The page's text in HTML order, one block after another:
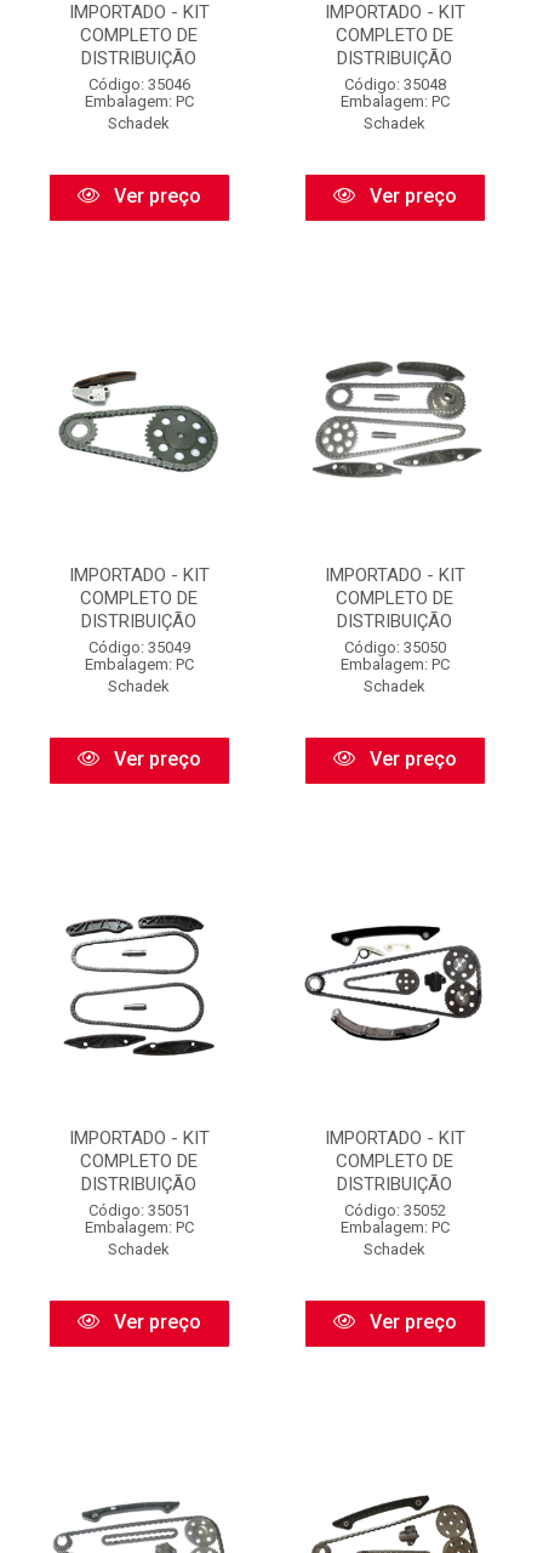
IMPORTADO - KIT
COMPLETO DE
DISTRIBUIÇÃO
Código: 35046
Embalagem: PC
Schadek
Ver preço
IMPORTADO - KIT
COMPLETO DE
DISTRIBUIÇÃO
Código: 35048
Embalagem: PC
Schadek
Ver preço
IMPORTADO - KIT
COMPLETO DE
DISTRIBUIÇÃO
Código: 35049
Embalagem: PC
Schadek
Ver preço
IMPORTADO - KIT
COMPLETO DE
DISTRIBUIÇÃO
Código: 35050
Embalagem: PC
Schadek
Ver preço
IMPORTADO - KIT
COMPLETO DE
DISTRIBUIÇÃO
Código: 35051
Embalagem: PC
Schadek
Ver preço
IMPORTADO - KIT
COMPLETO DE
DISTRIBUIÇÃO
Código: 35052
Embalagem: PC
Schadek
Ver preço